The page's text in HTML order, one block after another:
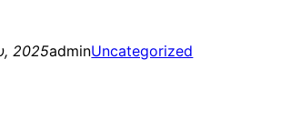
2025adminUncategorized